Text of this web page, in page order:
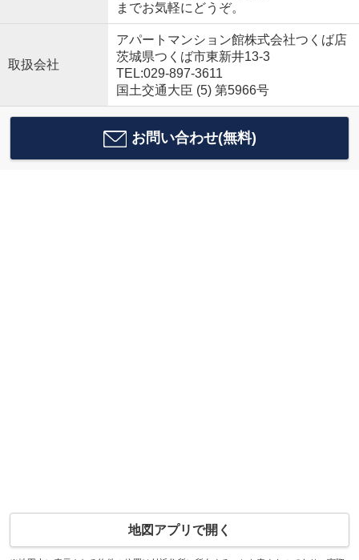
までお気軽にどうぞ。
取扱会社
アパートマンション館株式会社つくば店
茨城県つくば市東新井13-3
TEL:029-897-3611
国土交通大臣 (5) 第5966号
お問い合わせ(無料)
地図アプリで開く